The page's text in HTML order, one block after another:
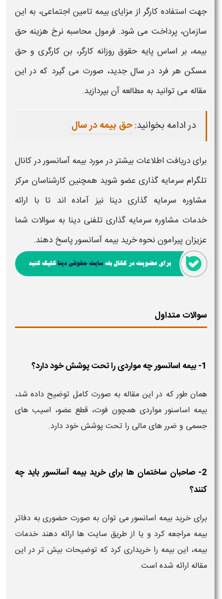
جهت استفاده کارگر از مزایای بیمه تامین اجتماعی، به این
سازمان، پرداخت می شود. فرمول محاسبه نرخ هزینه حق
بیمه، بر اساس پایه حقوق روزانه کارگر، بن کارگری و حق
مسکن هر فرد در سال جدید، صورت می گیرد که در این
مقاله می توانید به مطالعه آن بپردازید.
در ادامه بخوانید:حق بیمه در سال
برای دریافت اطلاعات بیشتر در مورد بیمه آسانسوردر کانال
تلگرام سرمایه گذاری عضو شوید همچنین کارشناسان مرکز
مشاوره سرمایه گذاری دینا نیز آماده اند تا با ارائه
خدمات مشاوره سرمایه گذاری تلفنی دینا به سوالات شما
عزیزان پیراموننحوه خرید بیمه آسانسورپاسخ دهند.
سوالات متداول
1- بیمه اسانسور چه مواردی را تحت پوشش خود دارد؟
همان طور که در این مقاله به صورت کامل توضیح داده شد،
بیمه اساسنور مواردی همچون فوت، قطع عضو، اسیب های
جسمی و ضرر های مالی را تحت پوشش خود دارد.
2- صاحبان ساختمان ها برای خرید بیمه آسانسور باید چه
کنند؟
برای خرید بیمه اسانسور می توان به صورت حضوری به دفاتر
بیمه مراجعه کرد و یا از طریق سایت ها ارائه دهند خدمات
بیمه، این بیمه را خریداری کرد که توضیحات بیش تر در این
مقاله ارائه شده است.